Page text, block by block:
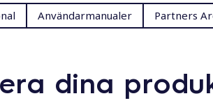
Användarmanualer Partners
dina